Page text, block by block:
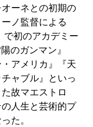
ーネとの初期の
ノ監督による
初のアカデミー
のガンマン』
アメリカ』『天
ャブル』といっ
故マエストロ
人生と芸術的プ
た。